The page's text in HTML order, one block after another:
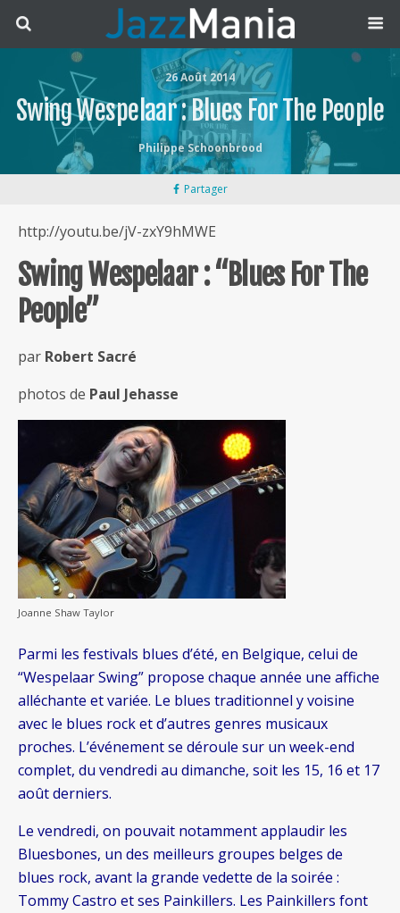
26 Août 2014
Swing Wespelaar : Blues For The People
Philippe Schoonbrood
Partager
http://youtu.be/jV-zxY9hMWE
Swing Wespelaar : “Blues For The
People”
par Robert Sacré
photos de Paul Jehasse
Joanne Shaw Taylor
Parmi les festivals blues d’été, en Belgique, celui de
“Wespelaar Swing” propose chaque année une affiche
alléchante et variée. Le blues traditionnel y voisine
avec le blues rock et d’autres genres musicaux
proches. L’événement se déroule sur un week-end
complet, du vendredi au dimanche, soit les 15, 16 et 17
août derniers.
Le vendredi, on pouvait notamment applaudir les
Bluesbones, un des meilleurs groupes belges de
blues rock, avant la grande vedette de la soirée :
Tommy Castro et ses Painkillers. Les Painkillers font